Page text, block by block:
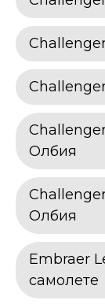
Олбия
Олбия
Embraer
самолете